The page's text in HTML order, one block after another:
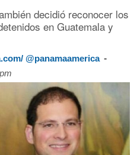
decidió reconocer los
en Guatemala y
@panamaamerica -